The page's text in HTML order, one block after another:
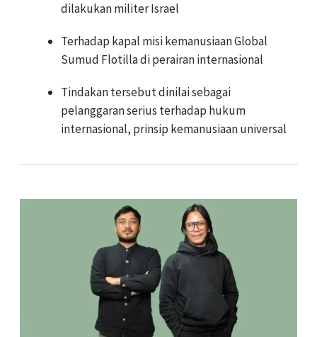
dilakukan militer Israel
Terhadap kapal misi kemanusiaan Global
Sumud Flotilla di perairan internasional
Tindakan tersebut dinilai sebagai
pelanggaran serius terhadap hukum
internasional, prinsip kemanusiaan universal